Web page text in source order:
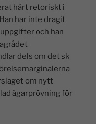
hårt retoriskt i
har inte dragit
och han
dels om det sk
om nytt
ägarprövning för